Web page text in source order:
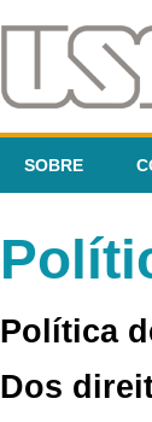
SOBRE
Política
Dos